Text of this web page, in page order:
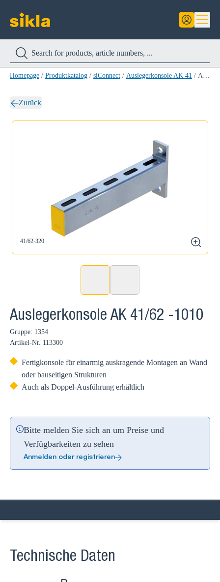
Homepage / Produktkatalog / siConnect / Auslegerkonsole AK 41 / Auslegerkonsole AK 41/62 -1010
Zurück
41/62-320
zoom
Auslegerkonsole AK 41/62 -1010
Gruppe: 1354
Artikel-Nr. 113300
Fertigkonsole für einarmig auskragende Montagen an Wand
oder bauseitigen Strukturen
Auch als Doppel-Ausführung erhältlich
Bitte melden Sie sich an um Preise und
Verfügbarkeiten zu sehen
Anmelden oder registrieren
Technische Daten